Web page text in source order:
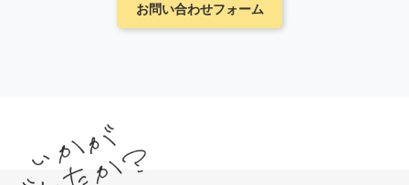
お問い合わせフォーム